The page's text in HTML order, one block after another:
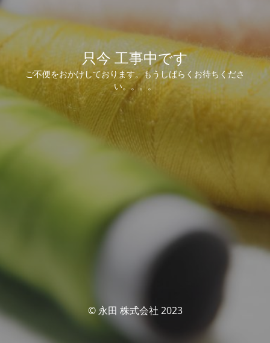
只今 工事中です
ご不便をおかけしております。もうしばらくお待ちくださ
い。。。。
© 永田 株式会社 2023